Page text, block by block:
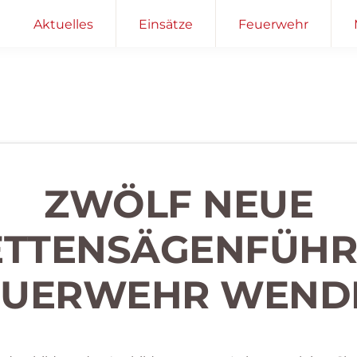
Aktuelles Einsätze Feuerwehr
ZWÖLF NEUE